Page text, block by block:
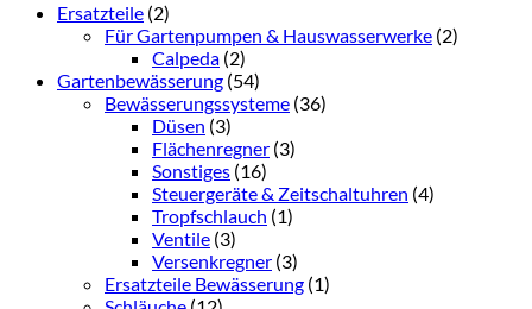
Ersatzteile (2)
Für Gartenpumpen & Hauswasserwerke (2)
Calpeda (2)
Gartenbewässerung (54)
Bewässerungssysteme (36)
Düsen (3)
Flächenregner (3)
Sonstiges (16)
Steuergeräte & Zeitschaltuhren (4)
Tropfschlauch (1)
Ventile (3)
Versenkregner (3)
Ersatzteile Bewässerung (1)